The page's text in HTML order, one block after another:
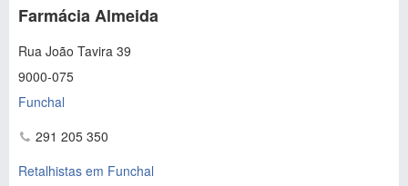
Farmácia Almeida
Rua João Tavira 39
9000-075
Funchal
291 205 350
Retalhistas em Funchal